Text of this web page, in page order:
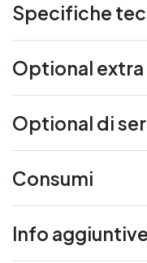
Specifiche
Optional extra
Optional di
Consumi
Info aggiuntive